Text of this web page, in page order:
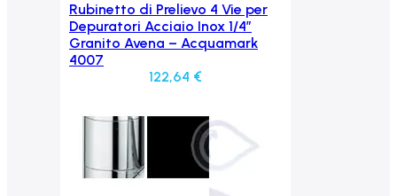
Aggiungi al carrello
Rubinetto di Prelievo 4 Vie per
Depuratori Acciaio Inox 1/4″
Granito Avena – Acquamark
4007
122,64 €